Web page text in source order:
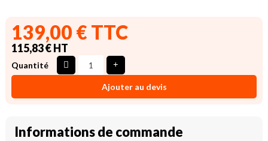
139,00 € TTC
115,83 € HT
Quantité
Ajouter au devis
Informations de commande